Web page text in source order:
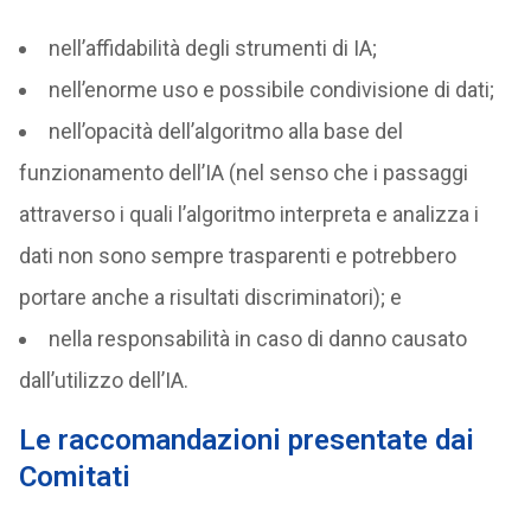
nell’affidabilità degli strumenti di IA;
nell’enorme uso e possibile condivisione di dati;
nell’opacità dell’algoritmo alla base del
funzionamento dell’IA (nel senso che i passaggi
attraverso i quali l’algoritmo interpreta e analizza i
dati non sono sempre trasparenti e potrebbero
portare anche a risultati discriminatori); e
nella responsabilità in caso di danno causato
dall’utilizzo dell’IA.
Le raccomandazioni presentate dai
Comitati